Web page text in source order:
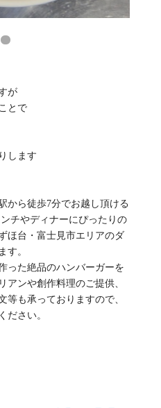
が
とで
します
から徒歩7分でお越し頂ける
チやディナーにぴったりの
ほ台・富士見市エリアのダ
す。
った絶品のハンバーガーを
アンや創作料理のご提供、
等も承っておりますので、
ださい。